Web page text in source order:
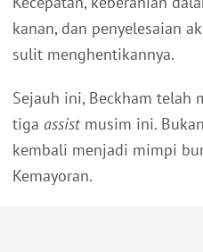
kanan, dan penyelesaian
sulit menghentikannya.
Sejauh ini, Beckham telah
tiga assistmusim ini.
kembali menjadi mimpi
Kemayoran.